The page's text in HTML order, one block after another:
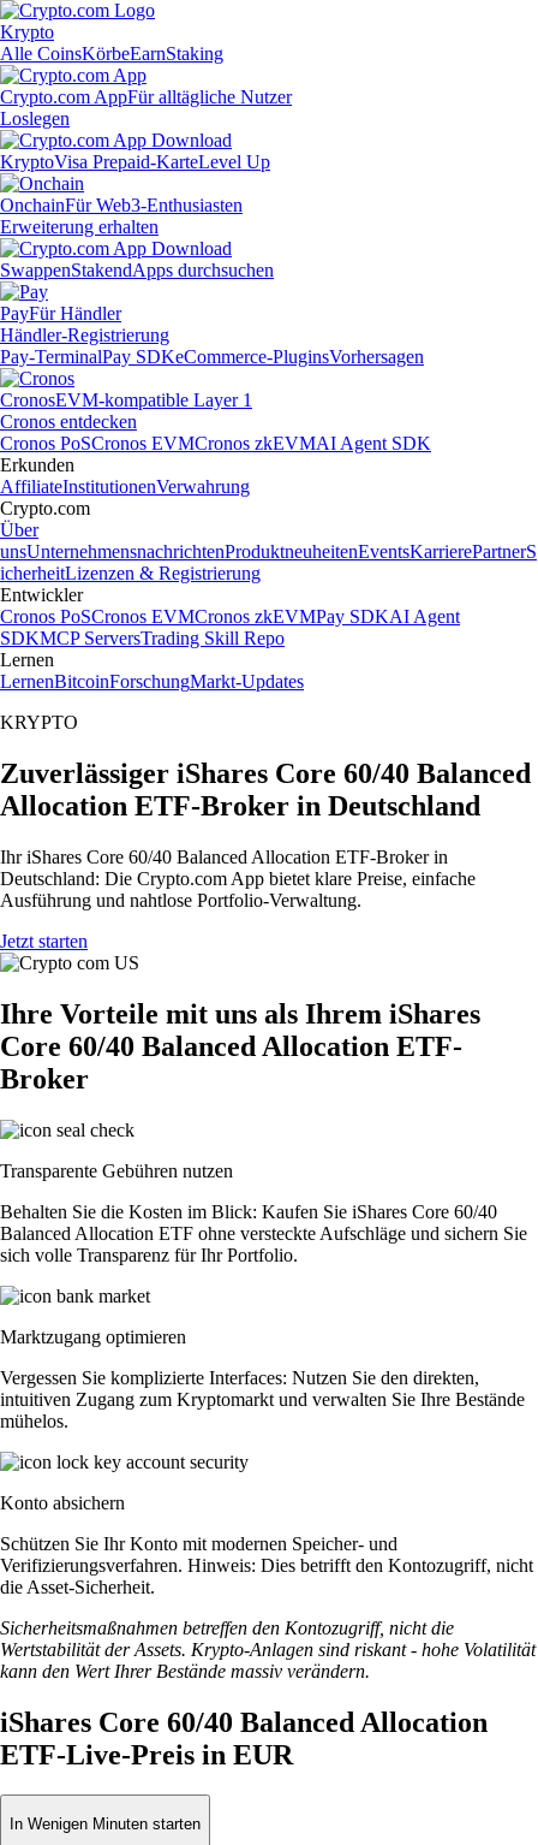
Krypto
Alle CoinsKörbeEarnStaking
Crypto.com AppFür alltägliche Nutzer
Loslegen
KryptoVisa Prepaid-KarteLevel Up
OnchainFür Web3-Enthusiasten
Erweiterung erhalten
SwappenStakendApps durchsuchen
PayFür Händler
Händler-Registrierung
Pay-TerminalPay SDKeCommerce-PluginsVorhersagen
CronosEVM-kompatible Layer 1
Cronos entdecken
Cronos PoSCronos EVMCronos zkEVMAI Agent SDK
Erkunden
AffiliateInstitutionenVerwahrung
Crypto.com
Über
unsUnternehmensnachrichtenProduktneuheitenEventsKarrierePartnerS
icherheitLizenzen & Registrierung
Entwickler
Cronos PoSCronos EVMCronos zkEVMPay SDKAI Agent
SDKMCP ServersTrading Skill Repo
Lernen
LernenBitcoinForschungMarkt-Updates
KRYPTO
Zuverlässiger iShares Core 60/40 Balanced
Allocation ETF-Broker in Deutschland
Ihr iShares Core 60/40 Balanced Allocation ETF-Broker in
Deutschland: Die Crypto.com App bietet klare Preise, einfache
Ausführung und nahtlose Portfolio-Verwaltung.
Jetzt starten
Ihre Vorteile mit uns als Ihrem iShares
Core 60/40 Balanced Allocation ETF-
Broker
Transparente Gebühren nutzen
Behalten Sie die Kosten im Blick: Kaufen Sie iShares Core 60/40
Balanced Allocation ETF ohne versteckte Aufschläge und sichern Sie
sich volle Transparenz für Ihr Portfolio.
Marktzugang optimieren
Vergessen Sie komplizierte Interfaces: Nutzen Sie den direkten,
intuitiven Zugang zum Kryptomarkt und verwalten Sie Ihre Bestände
mühelos.
Konto absichern
Schützen Sie Ihr Konto mit modernen Speicher- und
Verifizierungsverfahren. Hinweis: Dies betrifft den Kontozugriff, nicht
die Asset-Sicherheit.
Sicherheitsmaßnahmen betreffen den Kontozugriff, nicht die
Wertstabilität der Assets. Krypto-Anlagen sind riskant - hohe Volatilität
kann den Wert Ihrer Bestände massiv verändern.
iShares Core 60/40 Balanced Allocation
ETF-Live-Preis in EUR
In Wenigen Minuten starten